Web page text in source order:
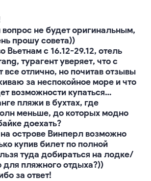
не будет оригинальным,
прошу совета))
Вьетнам с 16.12-29.12, отель
турагент уверяет, что с
все отлично, но почитав отзывы
за неспокойное море и что
возможности купаться…
пляжи в бухтах, где
меньше, до которых модно
доехать?
острове Винперл возможно
купив билет по полной
туда добираться на лодке/
для пляжного отдыха?))
за ответ!